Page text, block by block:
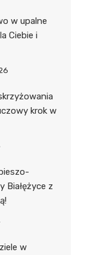
w upalne
Ciebie i
krok w
Białężyce z
w